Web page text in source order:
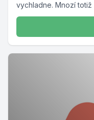
vychladne. Mnozí totiž
sami se sebou.